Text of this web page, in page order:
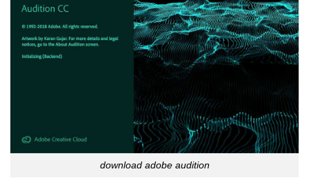
download adobe audition